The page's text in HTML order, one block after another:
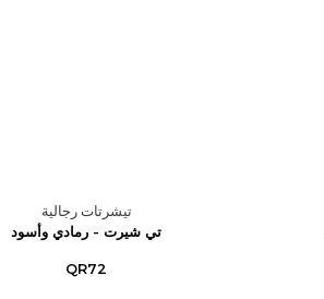
تيشرتات رجالية
تي شيرت - رمادي وأسود
QR72